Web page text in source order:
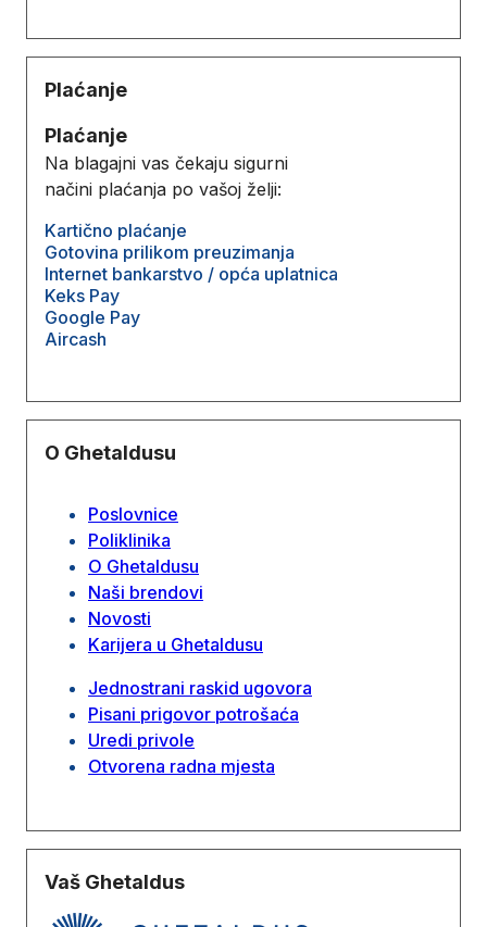
Plaćanje
Plaćanje
Na blagajni vas čekaju sigurni
načini plaćanja po vašoj želji:
Kartično plaćanje
Gotovina prilikom preuzimanja
Internet bankarstvo / opća uplatnica
Keks Pay
Google Pay
Aircash
O Ghetaldusu
Poslovnice
Poliklinika
O Ghetaldusu
Naši brendovi
Novosti
Karijera u Ghetaldusu
Jednostrani raskid ugovora
Pisani prigovor potrošaća
Uredi privole
Otvorena radna mjesta
Vaš Ghetaldus